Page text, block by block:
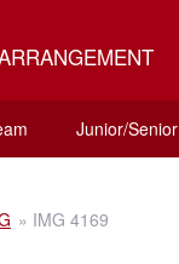
Junior/Senior
» IMG 4169